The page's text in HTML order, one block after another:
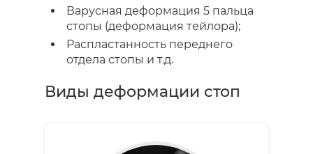
Варусная деформация 5 пальца
стопы (деформация тейлора);
Распластанность переднего
отдела стопы и т.д.
Виды деформации стоп